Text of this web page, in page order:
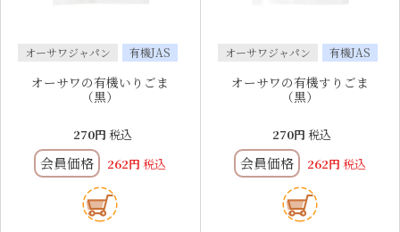
オーサワジャパン 有機JAS
オーサワの有機いりごま
（黒）
270 税込
会員価格 262 税込
オーサワジャパン 有機JAS
オーサワの有機すりごま
（黒）
270 税込
会員価格 262 税込